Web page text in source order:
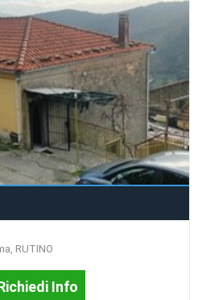
RUTINO
Info